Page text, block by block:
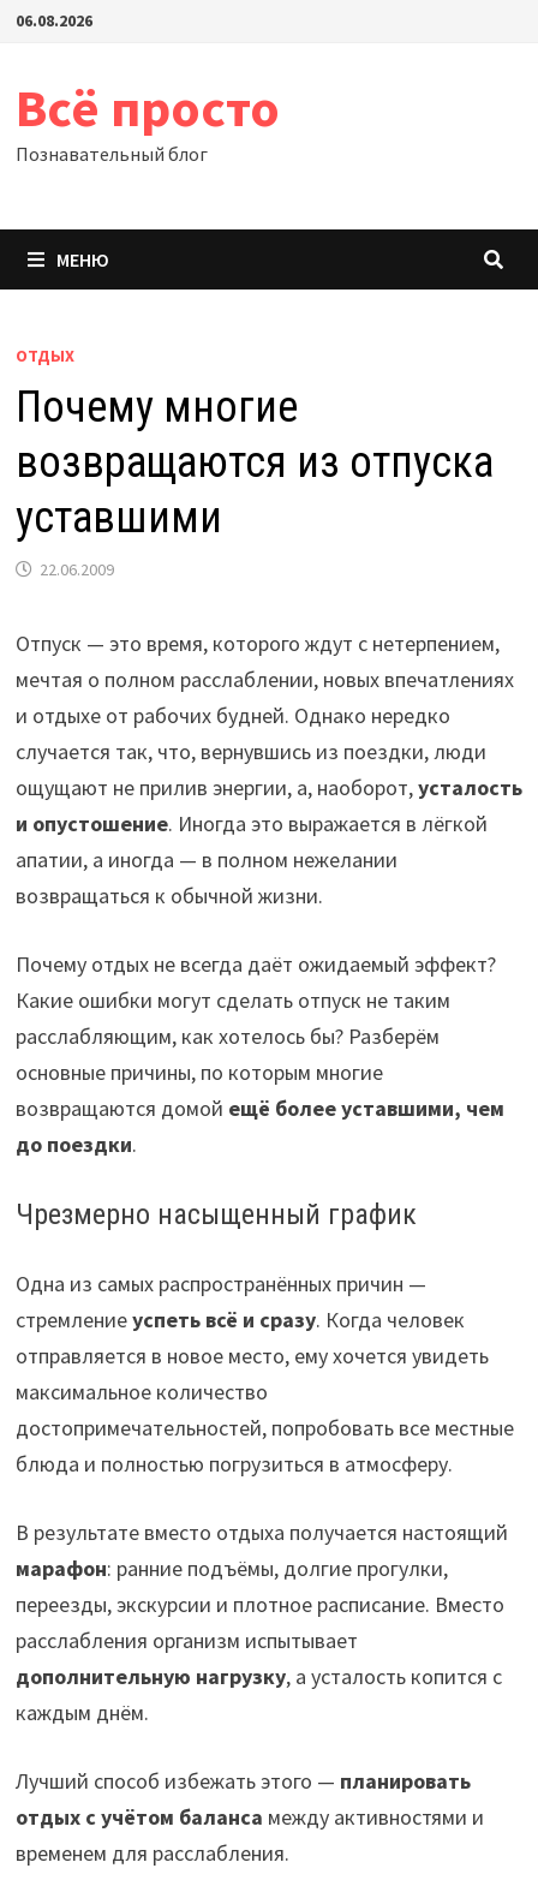
Перейти
06.08.2026
Всё просто
Познавательный блог
МЕНЮ
ОТДЫХ
Почему многие
возвращаются из отпуска
уставшими
22.06.2009
Отпуск — это время, которого ждут с нетерпением,
мечтая о полном расслаблении, новых впечатлениях
и отдыхе от рабочих будней. Однако нередко
случается так, что, вернувшись из поездки, люди
ощущают не прилив энергии, а, наоборот,усталость
и опустошение. Иногда это выражается в лёгкой
апатии, а иногда — в полном нежелании
возвращаться к обычной жизни.
Почему отдых не всегда даёт ожидаемый эффект?
Какие ошибки могут сделать отпуск не таким
расслабляющим, как хотелось бы? Разберём
основные причины, по которым многие
возвращаются домой ещё более уставшими, чем
до поездки.
Чрезмерно насыщенный график
Одна из самых распространённых причин —
стремлениеуспеть всё и сразу. Когда человек
отправляется в новое место, ему хочется увидеть
максимальное количество
достопримечательностей, попробовать все местные
блюда и полностью погрузиться в атмосферу.
В результате вместо отдыха получается настоящий
марафон: ранние подъёмы, долгие прогулки,
переезды, экскурсии и плотное расписание. Вместо
расслабления организм испытывает
дополнительную нагрузку, а усталость копится с
каждым днём.
Лучший способ избежать этого — планировать
отдых с учётом баланса между активностями и
временем для расслабления.